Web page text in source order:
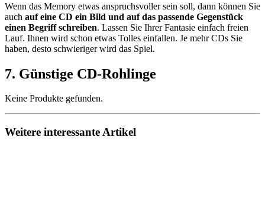
Wenn das Memory etwas anspruchsvoller sein soll, dann können Sie
auch auf eine CD ein Bild und auf das passende Gegenstück
einen Begriff schreiben. Lassen Sie Ihrer Fantasie einfach freien
Lauf. Ihnen wird schon etwas Tolles einfallen. Je mehr CDs Sie
haben, desto schwieriger wird das Spiel.
7. Günstige CD-Rohlinge
Keine Produkte gefunden.
Weitere interessante Artikel